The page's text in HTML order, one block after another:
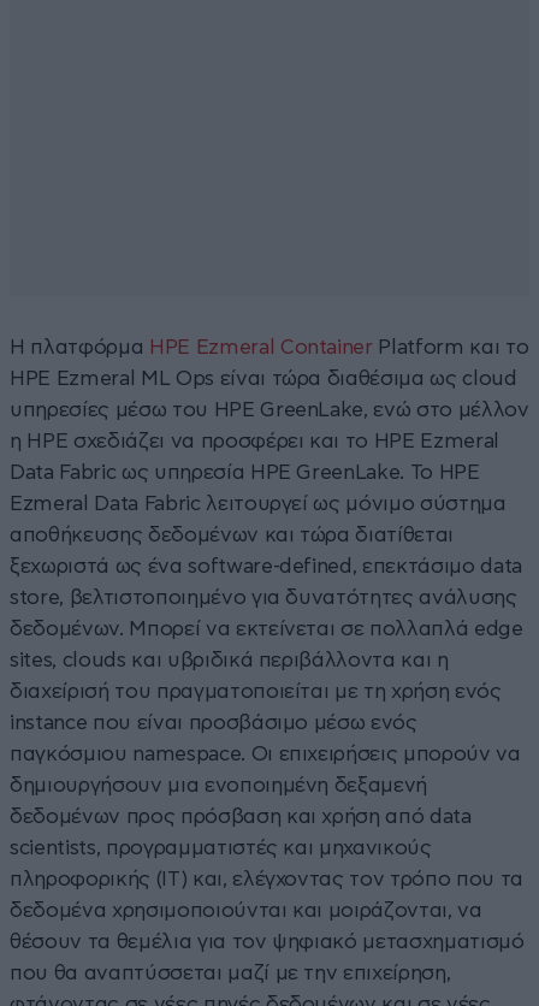
Η πλατφόρμα HPE Ezmeral Container Platform και το
HPE Ezmeral ML Ops είναι τώρα διαθέσιμα ως cloud
υπηρεσίες μέσω του HPE GreenLake, ενώ στο μέλλον
η HPE σχεδιάζει να προσφέρει και το HPE Ezmeral
Data Fabric ως υπηρεσία HPE GreenLake. Το HPE
Ezmeral Data Fabric λειτουργεί ως μόνιμο σύστημα
αποθήκευσης δεδομένων και τώρα διατίθεται
ξεχωριστά ως ένα software-defined, επεκτάσιμο data
store, βελτιστοποιημένο για δυνατότητες ανάλυσης
δεδομένων. Μπορεί να εκτείνεται σε πολλαπλά edge
sites, clouds και υβριδικά περιβάλλοντα και η
διαχείρισή του πραγματοποιείται με τη χρήση ενός
instance που είναι προσβάσιμο μέσω ενός
παγκόσμιου namespace. Οι επιχειρήσεις μπορούν να
δημιουργήσουν μια ενοποιημένη δεξαμενή
δεδομένων προς πρόσβαση και χρήση από data
scientists, προγραμματιστές και μηχανικούς
πληροφορικής (IT) και, ελέγχοντας τον τρόπο που τα
δεδομένα χρησιμοποιούνται και μοιράζονται, να
θέσουν τα θεμέλια για τον ψηφιακό μετασχηματισμό
που θα αναπτύσσεται μαζί με την επιχείρηση,